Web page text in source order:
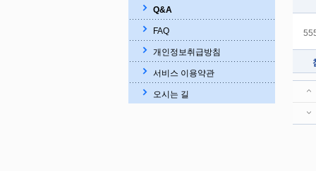
Q&A
FAQ
개인정보취급방침
서비스 이용약관
오시는 길